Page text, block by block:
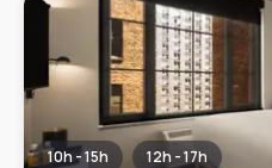
10h - 15h 12h - 17h